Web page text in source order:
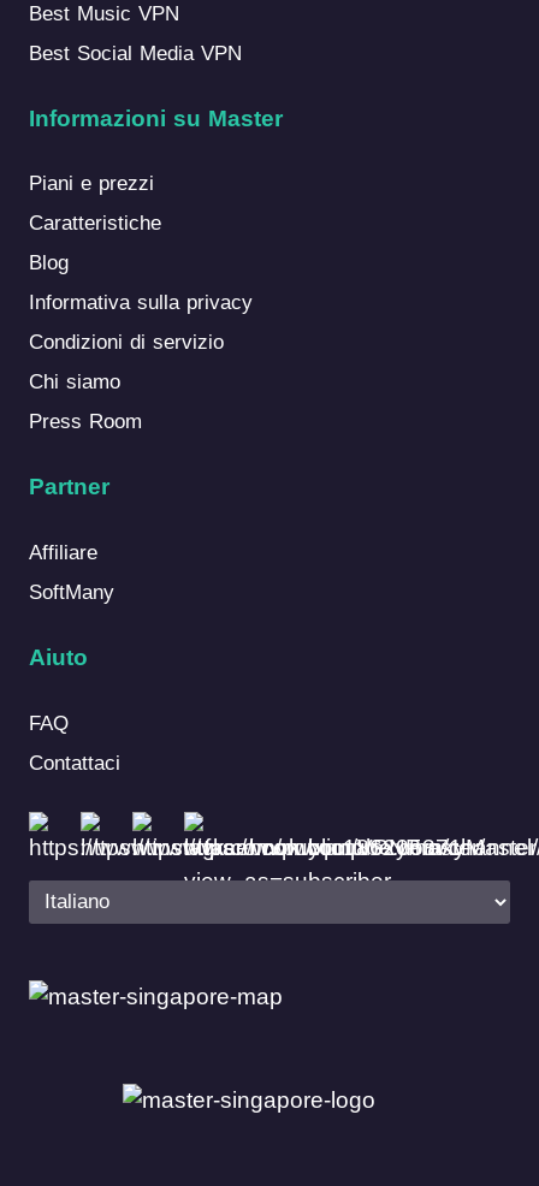
Best Music VPN
Best Social Media VPN
Informazioni su Master
Piani e prezzi
Caratteristiche
Blog
Informativa sulla privacy
Condizioni di servizio
Chi siamo
Press Room
Partner
Affiliare
SoftMany
Aiuto
FAQ
Contattaci